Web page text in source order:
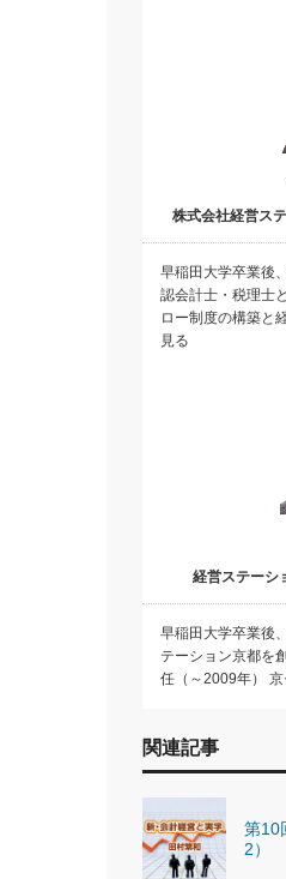
株式会社経営ス
早稲田大学卒業後
認会計士・税理士
ロー制度の構築と
見る
経営ステーシ
早稲田大学卒業後
テーション京都を
任（～2009年）
関連記事
第10
2）